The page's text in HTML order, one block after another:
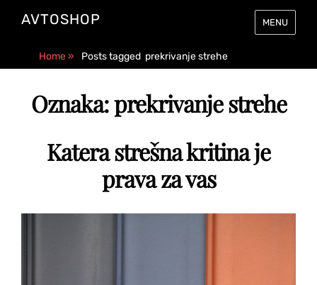
AVTOSHOP MENU
Home» Posts tagged prekrivanje strehe
Oznaka:prekrivanje strehe
Katera strešna kritina je
prava za vas